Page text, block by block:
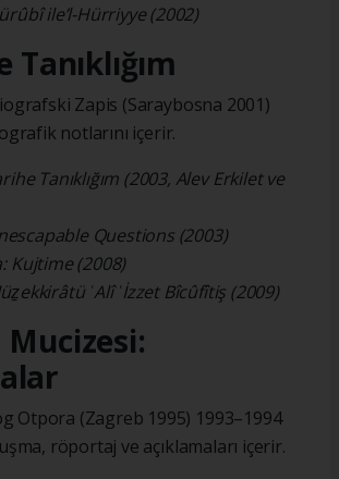
ile’l-Hürriyye (2002)
Tanıklığım
Zapis (Saraybosna 2001)
notlarını içerir.
Tanıklığım (2003, Alev Erkilet ve
Questions (2003)
Kujtime (2008)
ʿAlî ʿİzzet Bîcûfîtiş (2009)
Mucizesi:
Otpora (Zagreb 1995) 1993–1994
röportaj ve açıklamaları içerir.